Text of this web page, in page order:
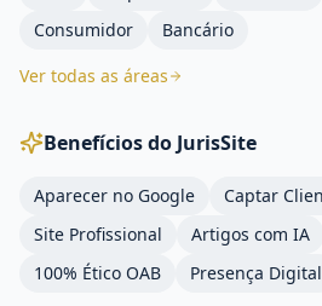
Consumidor
Bancário
Ver todas as áreas
Benefícios do JurisSite
Aparecer no Google
Captar
Site Profissional
Artigos com IA
100% Ético OAB
Presença Digital